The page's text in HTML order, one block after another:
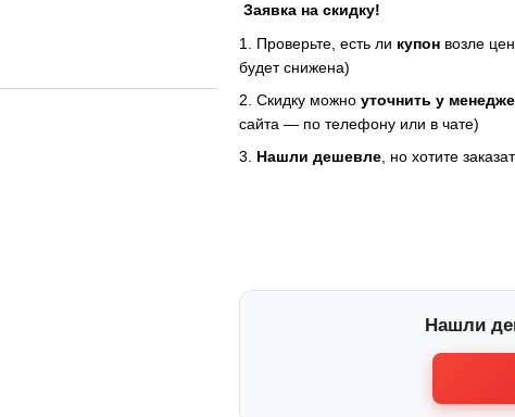
Заявка на скидку!
1. Проверьте, есть ли купон возле
будет снижена)
2. Скидку можно уточнить у
сайта — по телефону или в чате)
3. Нашли дешевле, но хотите
Нашли